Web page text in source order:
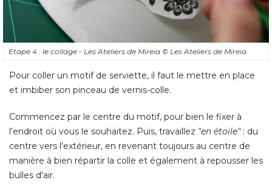
Etape 4 : le collage - Les Ateliers de Mireia © Les Ateliers de Mireia
Pour coller un motif de serviette, il faut le mettre en place
et imbiber son pinceau de vernis-colle.
Commencez par le centre du motif, pour bien le fixer à
l'endroit où vous le souhaitez. Puis, travaillez "en étoile" : du
centre vers l'extérieur, en revenant toujours au centre de
manière à bien répartir la colle et également à repousser les
bulles d'air.